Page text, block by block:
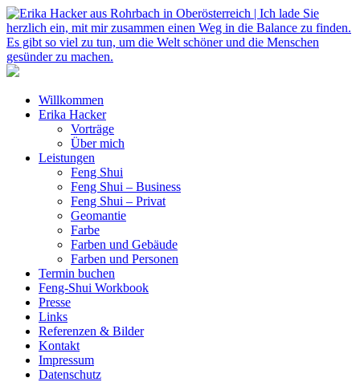
Willkommen
Erika Hacker
Vorträge
Über mich
Leistungen
Feng Shui
Feng Shui – Business
Feng Shui – Privat
Geomantie
Farbe
Farben und Gebäude
Farben und Personen
Termin buchen
Feng-Shui Workbook
Presse
Links
Referenzen & Bilder
Kontakt
Impressum
Datenschutz